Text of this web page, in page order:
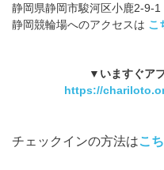
静岡県静岡市駿河区小鹿2-9-1
静岡競輪場へのアクセスは こ
▼いますぐア
https://
チェックインの方法はこ